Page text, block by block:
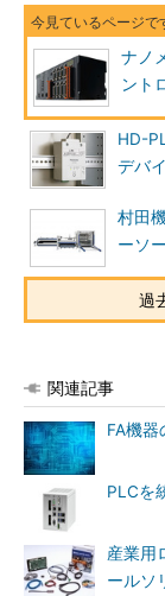
ナノ
ント
HD-
デバ
村田
ーソ
過
関連記事
FA機
PLCを
産業用
ールソ